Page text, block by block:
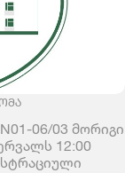
06/03 მორიგი
12:00